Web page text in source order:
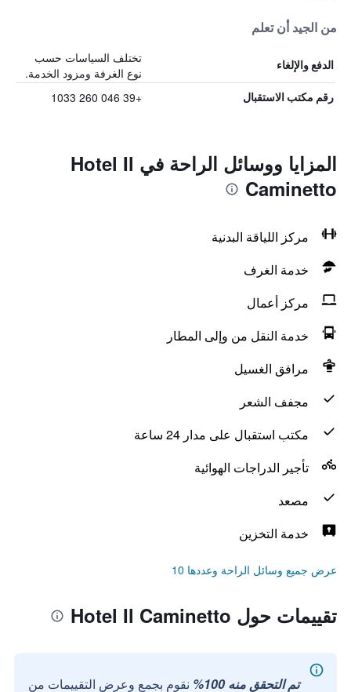
من الجيد أن تعلم
الدفع والإلغاء
تختلف السياسات حسب
نوع الغرفة ومزود الخدمة.
رقم مكتب الاستقبال +39 046 260 1033
المزايا ووسائل الراحة في Hotel Il
Caminetto
مركز اللياقة البدنية
خدمة الغرف
مركز أعمال
خدمة النقل من وإلى المطار
مرافق الغسيل
مجفف الشعر
مكتب استقبال على مدار 24 ساعة
تأجير الدراجات الهوائية
مصعد
خدمة التخزين
عرض جميع وسائل الراحة وعددها 10
تقييمات حول Hotel Il Caminetto
تم التحقق منه 100% نقوم بجمع وعرض التقييمات من